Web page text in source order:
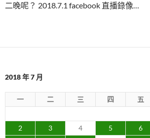
二晚呢？ 2018.7.1 facebook 直播錄像…
2018 年 7 月
一 二 三 四 五
2
3 4 5 6